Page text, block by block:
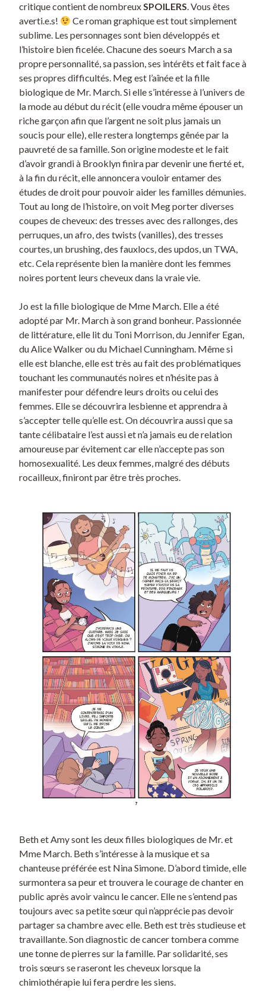
critique contient de nombreuxSPOILERS. Vous êtes
averti.e.s!
Ce roman graphique est tout simplement
sublime. Les personnages sont bien développés et
l’histoire bien ficelée. Chacune des soeurs March a sa
propre personnalité, sa passion, ses intérêts et fait face à
ses propres difficultés. Meg est l’aînée et la fille
biologique de Mr. March. Si elle s’intéresse à l’univers de
la mode au début du récit (elle voudra même épouser un
riche garçon afin que l’argent ne soit plus jamais un
soucis pour elle), elle restera longtemps gênée par la
pauvreté de sa famille. Son origine modeste et le fait
d’avoir grandi à Brooklyn finira par devenir une fierté et,
à la fin du récit, elle annoncera vouloir entamer des
études de droit pour pouvoir aider les familles démunies.
Tout au long de l’histoire, on voit Meg porter diverses
coupes de cheveux: des tresses avec des rallonges, des
perruques, un afro, des twists (vanilles), des tresses
courtes, un brushing, des fauxlocs, des updos, un TWA,
etc. Cela représente bien la manière dont les femmes
noires portent leurs cheveux dans la vraie vie.
Jo est la fille biologique de Mme March. Elle a été
adopté par Mr. March à son grand bonheur. Passionnée
de littérature, elle lit du Toni Morrison, du Jennifer Egan,
du Alice Walker ou du Michael Cunningham. Même si
elle est blanche, elle est très au fait des problématiques
touchant les communautés noires et n’hésite pas à
manifester pour défendre leurs droits ou celui des
femmes. Elle se découvrira lesbienne et apprendra à
s’accepter telle qu’elle est. On découvrira aussi que sa
tante célibataire l’est aussi et n’a jamais eu de relation
amoureuse par évitement car elle n’accepte pas son
homosexualité. Les deux femmes, malgré des débuts
rocailleux, finiront par être très proches.
Beth et Amy sont les deux filles biologiques de Mr. et
Mme March. Beth s’intéresse à la musique et sa
chanteuse préférée est Nina Simone. D’abord timide, elle
surmontera sa peur et trouvera le courage de chanter en
public après avoir vaincu le cancer. Elle ne s’entend pas
toujours avec sa petite sœur qui n’apprécie pas devoir
partager sa chambre avec elle. Beth est très studieuse et
travaillante. Son diagnostic de cancer tombera comme
une tonne de pierres sur la famille. Par solidarité, ses
trois sœurs se raseront les cheveux lorsque la
chimiothérapie lui fera perdre les siens.